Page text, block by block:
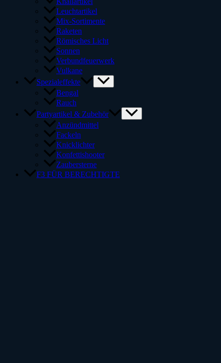
Leuchtartikel
Mix-Sortimente
Raketen
Römisches Licht
Sonnen
Verbundfeuerwerk
Vulkane
Spezialeffekte
Bengal
Rauch
Partyartikel & Zubehör
Anzündmittel
Fackeln
Knicklichter
Konfettishooter
Zaubersterne
F3 FÜR BERECHTIGTE